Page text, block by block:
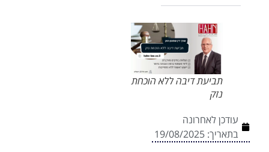
תביעת דיבה ללא הוכחת
נזק
עודכן לאחרונה
בתאריך: 19/08/2025